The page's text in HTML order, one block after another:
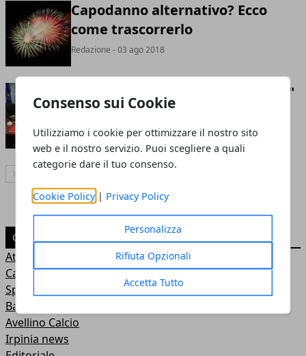
Consenso sui Cookie
Utilizziamo i cookie per ottimizzare il nostro sito
web e il nostro servizio. Puoi scegliere a quali
categorie dare il tuo consenso.
Cookie Policy | Privacy Policy
Personalizza
Rifiuta Opzionali
Accetta Tutto
Capodanno alternativo? Ecco
come trascorrerlo
Redazione - 03 ago 2018
Ciambriello, continua il "viaggio"
nelle carceri Campante
Redazione- 05 nov 2017
Articolo Successivo
CATEGORIE
Attualità
Casa e arredamento
Sport
Basket
Avellino Calcio
Irpinia news